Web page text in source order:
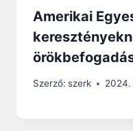
Amerikai
Szerző: szerk 2024.